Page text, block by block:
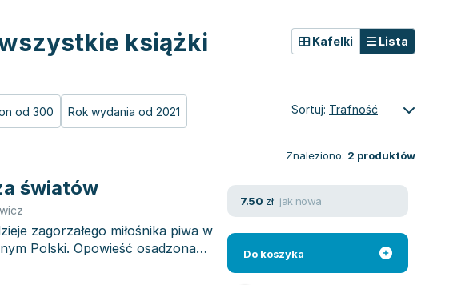
książki
od 300 Rok wydania od 2021
Kafelki Lista
Sortuj: Trafność
Znaleziono: 2 produktów
światów
zagorzałego miłośnika piwa w
Polski. Opowieść osadzona
7.50 zł jak nowa
Do koszyka